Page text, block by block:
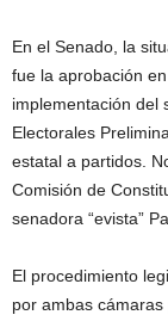
En el Senado, la
fue la aprobación
implementación del
Electorales
estatal a partidos.
Comisión de
senadora “evista”
El procedimiento
por ambas